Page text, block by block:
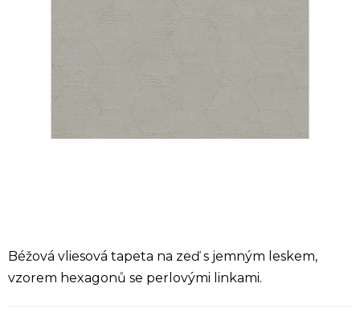
Béžová vliesová tapeta na zeď s jemným leskem,
vzorem hexagonů se perlovými linkami.